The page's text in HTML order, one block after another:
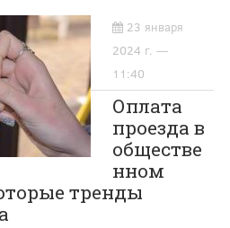
23 января
2024 г. —
11:40
Оплата
проезда в
обществе
нном
тренды